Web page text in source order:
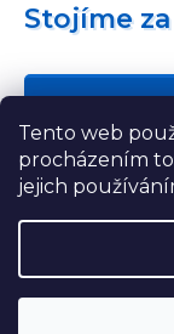
Tento web
procházením
jejich
Stojíme